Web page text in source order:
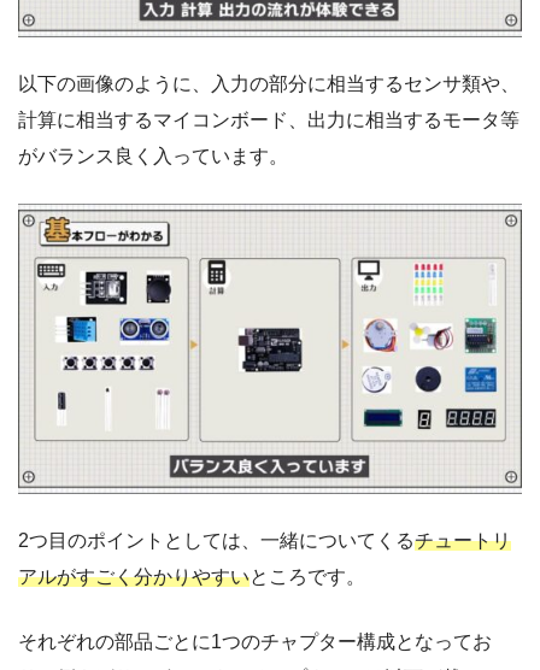
以下の画像のように、入力の部分に相当するセンサ類や、
計算に相当するマイコンボード、出力に相当するモータ等
がバランス良く入っています。
2つ目のポイントとしては、一緒についてくるチュートリ
アルがすごく分かりやすいところです。
それぞれの部品ごとに1つのチャプター構成となってお